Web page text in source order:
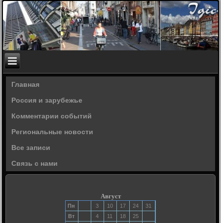
Главная
Россия и зарубежье
Комментарии событий
Региональные новости
Все записи
Связь с нами
Август
Пн 3 10 17 24
31
Вт
4 11 18
25